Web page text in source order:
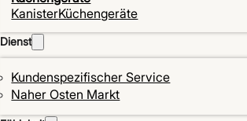
KanisterKüchengeräte
Dienst
Kundenspezifischer Service
Naher Osten Markt